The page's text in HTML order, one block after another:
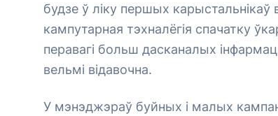
будзе ў ліку першых
кампутарная тэхналёгія спачатку
перавагі больш дасканалых
вельмі відавочна.
У мэнэджэраў буйных і малых